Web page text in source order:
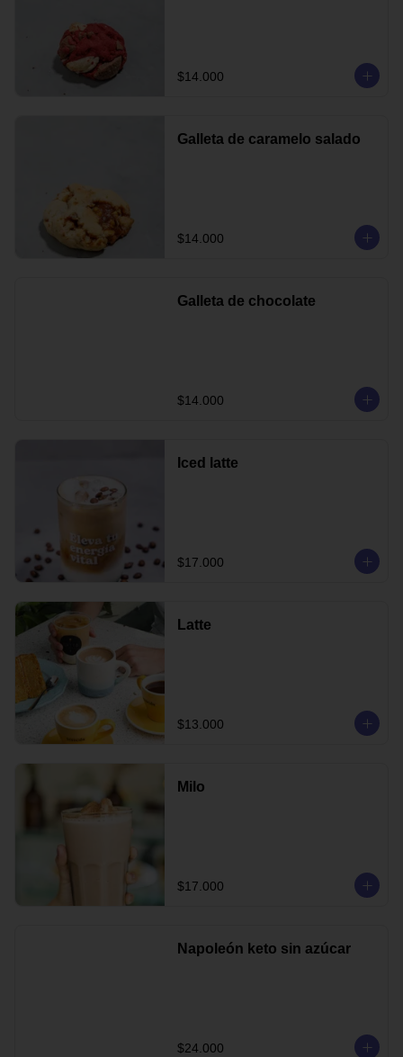
$14.000
Galleta de caramelo salado
$14.000
Galleta de chocolate
$14.000
Iced latte
$17.000
Latte
$13.000
Milo
$17.000
Napoleón keto sin azúcar
$24.000